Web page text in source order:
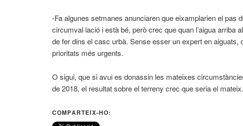
-Fa algunes setmanes anunciaren que eixamplarien el pas
circumval·lació i està bé, però crec que quan l’aigua arriba
de fer dins el casc urbà. Sense esser un expert en aiguats,
prioritats més urgents.
O sigui, que si avui es donassin les mateixes
de 2018, el resultat sobre el terreny crec que seria el mateix.
COMPARTEIX-HO: